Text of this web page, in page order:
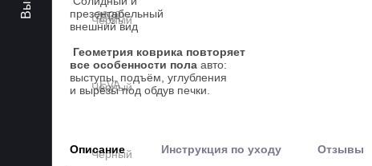
презентабельный
внешний вид
Геометрия коврика повторяет
все особенности пола авто:
выступы, подъём, углубления
и вырезы под обдув печки.
Описание Инструкция по уходу Отзывы